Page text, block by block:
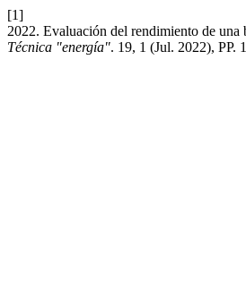
[1]
2022. Evaluación del rendimiento de una
Técnica "energía". 19, 1 (Jul. 2022), PP.